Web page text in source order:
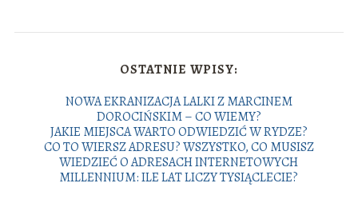
OSTATNIE WPISY:
NOWA EKRANIZACJA LALKI Z MARCINEM
DOROCIŃSKIM – CO WIEMY?
JAKIE MIEJSCA WARTO ODWIEDZIĆ W RYDZE?
CO TO WIERSZ ADRESU? WSZYSTKO, CO MUSISZ
WIEDZIEĆ O ADRESACH INTERNETOWYCH
MILLENNIUM: ILE LAT LICZY TYSIĄCLECIE?